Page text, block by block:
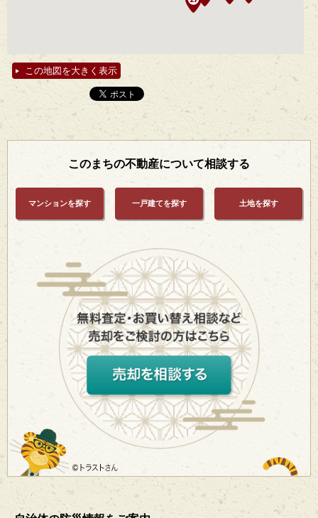
この地図を大きく表示
このまちの不動産について相談する
マンションを探す 一戸建てを探す 土地を探す